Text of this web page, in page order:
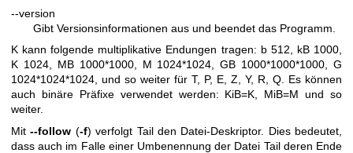
--version
Gibt Versionsinformationen aus und beendet das Programm.
K kann folgende multiplikative Endungen tragen: b 512, kB 1000,
K 1024, MB 1000*1000, M 1024*1024, GB 1000*1000*1000, G
1024*1024*1024, und so weiter für T, P, E, Z, Y, R, Q. Es können
auch binäre Präfixe verwendet werden: KiB=K, MiB=M und so
weiter.
Mit--follow (-f) verfolgt Tail den Datei‐Deskriptor. Dies bedeutet,
dass auch im Falle einer Umbenennung der Datei Tail deren Ende